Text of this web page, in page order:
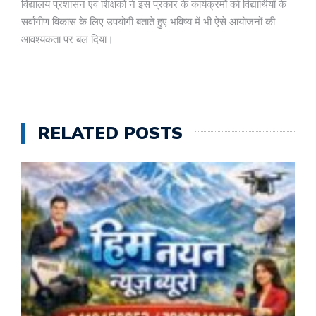
विद्यालय प्रशासन एवं शिक्षकों ने इस प्रकार के कार्यक्रमों को विद्यार्थियों के
सर्वांगीण विकास के लिए उपयोगी बताते हुए भविष्य में भी ऐसे आयोजनों की
आवश्यकता पर बल दिया।
RELATED POSTS